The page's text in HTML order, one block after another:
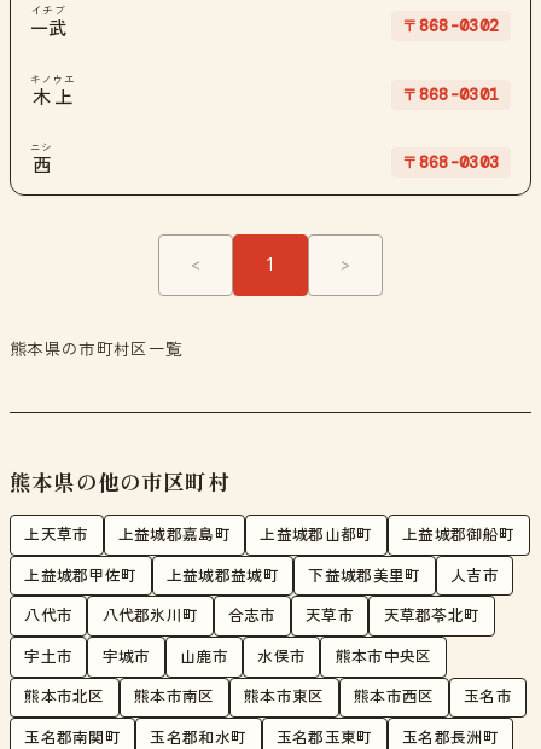
一武
イチブ
〒868-0302
木上
キノウエ
〒868-0301
西
ニシ
〒868-0303
< 1 >
熊本県の市町村区一覧
熊本県の他の市区町村
上天草市 上益城郡嘉島町 上益城郡山都町 上益城郡御船町
上益城郡甲佐町 上益城郡益城町 下益城郡美里町 人吉市
八代市 八代郡氷川町 合志市 天草市 天草郡苓北町
宇土市 宇城市 山鹿市 水俣市 熊本市中央区
熊本市北区 熊本市南区 熊本市東区 熊本市西区 玉名市
玉名郡南関町 玉名郡和水町 玉名郡玉東町 玉名郡長洲町